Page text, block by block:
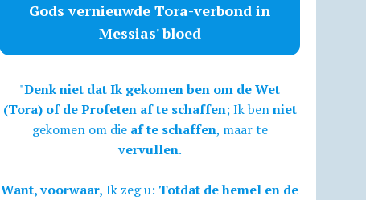
Gods vernieuwde Tora-verbond in
Messias' bloed
"Denk niet dat Ik gekomen ben om de Wet
(Tora) of de Profeten af te schaffen; Ik benniet
gekomen om die af te schaffen, maar te
vervullen.
Want, voorwaar, Ik zeg u: Totdat de hemel en de